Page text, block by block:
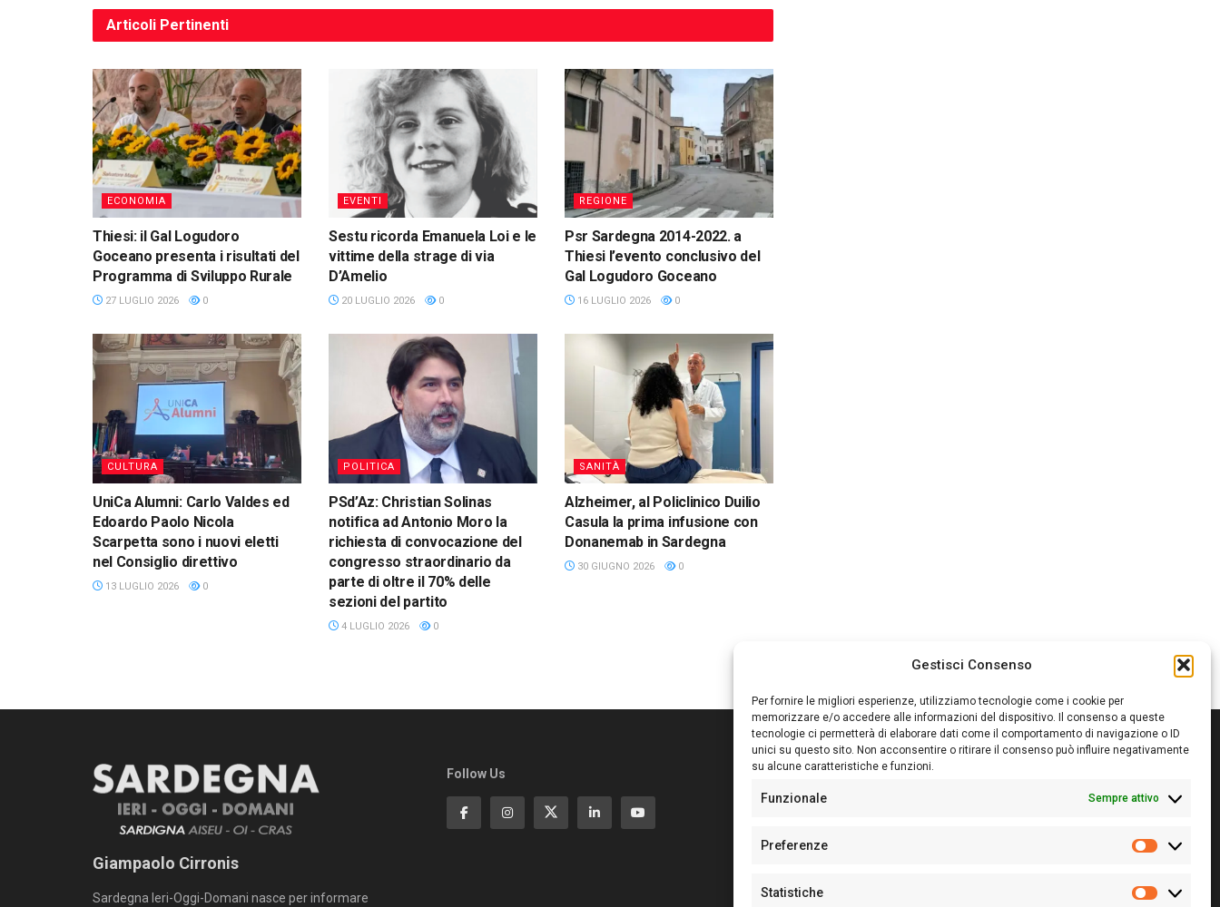
Gestisci Consenso
Per fornire le migliori esperienze, utilizziamo tecnologie come i cookie per
memorizzare e/o accedere alle informazioni del dispositivo. Il consenso a queste
tecnologie ci permetterà di elaborare dati come il comportamento di navigazione o ID
unici su questo sito. Non acconsentire o ritirare il consenso può influire negativamente
su alcune caratteristiche e funzioni.
Funzionale Sempre attivo
Preferenze
Statistiche
Statistiche
Articoli Pertinenti
ECONOMIA
Thiesi: il Gal Logudoro
Goceano presenta i risultati del
Programma di Sviluppo Rurale
27 LUGLIO 2026 0
EVENTI
Sestu ricorda Emanuela Loi e le
vittime della strage di via
D’Amelio
20 LUGLIO 2026 0
REGIONE
Psr Sardegna 2014-2022. a
Thiesi l’evento conclusivo del
Gal Logudoro Goceano
16 LUGLIO 2026 0
CULTURA
UniCa Alumni: Carlo Valdes ed
Edoardo Paolo Nicola
Scarpetta sono i nuovi eletti
nel Consiglio direttivo
13 LUGLIO 2026 0
POLITICA
PSd’Az: Christian Solinas
notifica ad Antonio Moro la
richiesta di convocazione del
congresso straordinario da
parte di oltre il 70% delle
sezioni del partito
4 LUGLIO 2026 0
SANITÀ
Alzheimer, al Policlinico Duilio
Casula la prima infusione con
Donanemab in Sardegna
30 GIUGNO 2026 0
Giampaolo Cirronis
Sardegna Ieri-Oggi-Domani nasce per informare
Follow Us Editore:Giampaolo Cirronis Ditta individuale
Sede:
N° di iscrizione al ROC:
N° 128/2020 del 10/02/2020